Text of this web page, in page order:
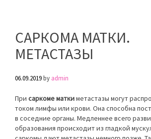
САРКОМА МАТКИ.
МЕТАСТАЗЫ
06.09.2019by admin
При саркоме маткиметастазы могут
током лимфы или крови. Она способна
в соседние органы. Медленнее всего
образования происходит из гладкой